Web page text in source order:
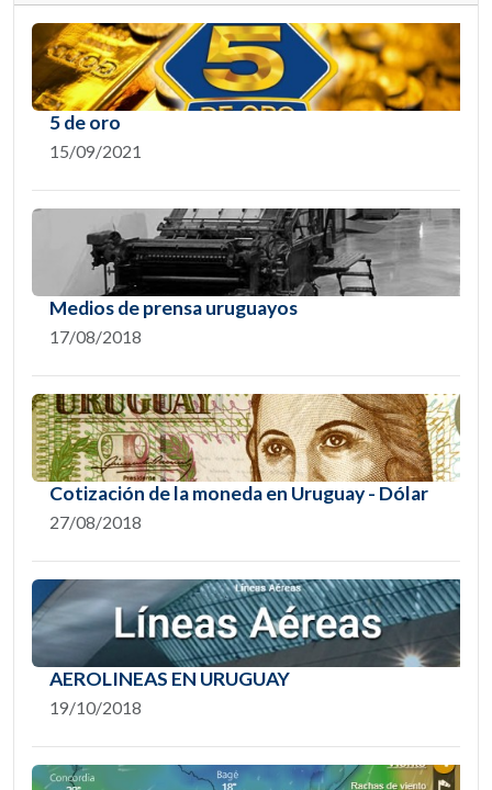
5 de oro
15/09/2021
Medios de prensa uruguayos
17/08/2018
Cotización de la moneda en Uruguay - Dólar
27/08/2018
AEROLINEAS EN URUGUAY
19/10/2018